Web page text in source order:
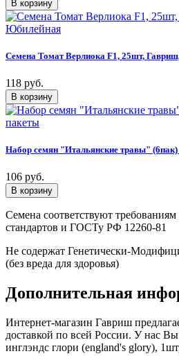
Семена Томат Верлиока F1, 25шт,
118 руб.
Набор семян "Итальянские травы" (6пак)
106 руб.
Семена соответствуют
стандартов и ГОСТу РФ 12260-81
Не содержат Генетически-
(без вреда для здоровья)
Дополнительная
Интернет-магазин Гавриш
доставкой по всей России. У нас
инглэндс глори (england's glory),